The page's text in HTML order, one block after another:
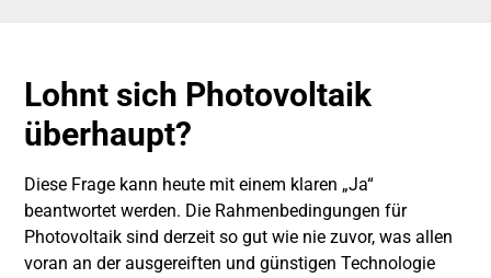
Lohnt sich Photovoltaik
überhaupt?
Diese Frage kann heute mit einem klaren „Ja“
beantwortet werden. Die Rahmenbedingungen für
Photovoltaik sind derzeit so gut wie nie zuvor, was allen
voran an der ausgereiften und günstigen Technologie